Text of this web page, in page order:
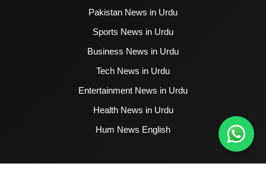
Pakistan News in Urdu
Sports News in Urdu
Business News in Urdu
Tech News in Urdu
Entertainment News in Urdu
Health News in Urdu
Hum News English